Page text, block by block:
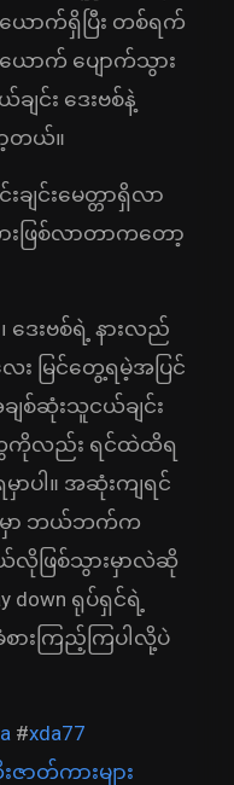
ာက်ရှိပြီး တစ်ရက်
ာက် ပျောက်သွား
င်း ဒေးဗစ်နဲ့
တယ်။
ချင်းမေတ္တာရှိလာ
ဖြစ်လာတာကတော့
ေးဗစ်ရဲ့ နားလည်
း မြင်တွေ့ရမဲ့အပြင်
စ်ဆုံးသူငယ်ချင်း
ေကိုလည်း ရင်ထဲထိရ
ပါ။ အဆုံးကျရင်
မှာ ဘယ်ဘက်က
လိုဖြစ်သွားမှာလဲဆို
down ရုပ်ရှင်ရဲ့
ားကြည့်ကြပါလို့ပဲ
#xda77
ဇာတ်ကားများ